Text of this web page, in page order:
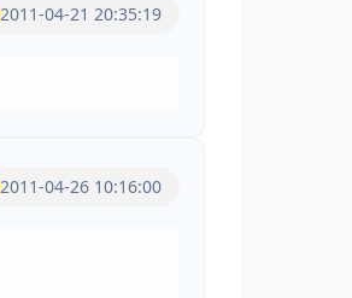
2011-04-21 20:35:19
2011-04-26 10:16:00